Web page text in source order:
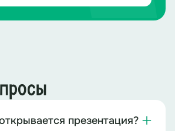
презентация?